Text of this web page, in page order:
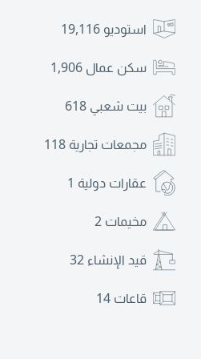
استوديو 19,116
سكن عمال 1,906
بيت شعبي 618
مجمعات تجارية 118
عقارات دولية 1
مخيمات 2
قيد الإنشاء 32
قاعات 14